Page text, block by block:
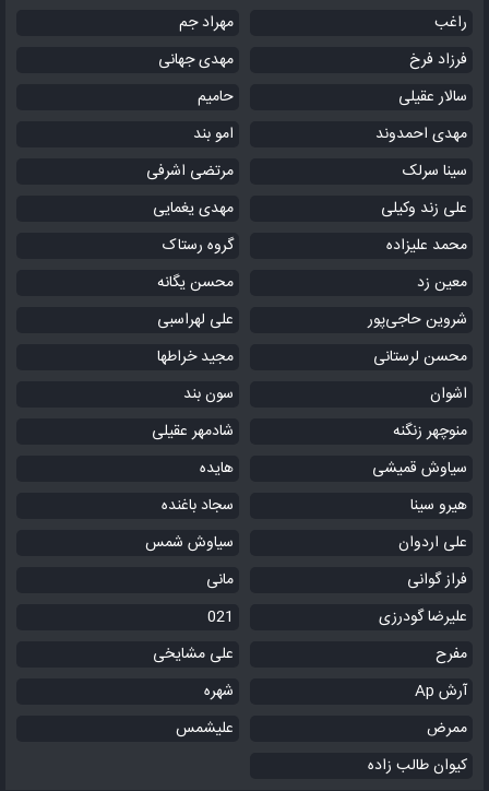
راغب
مهراد جم
فرزاد فرخ
مهدی جهانی
سالار عقیلی
حامیم
مهدی احمدوند
امو بند
سینا سرلک
مرتضی اشرفی
علی زند وکیلی
مهدی یغمایی
محمد علیزاده
گروه رستاک
معین زد
محسن یگانه
شروین حاجی‌پور
علی لهراسبی
محسن لرستانی
مجید خراطها
اشوان
سون بند
منوچهر زنگنه
شادمهر عقیلی
سیاوش قمیشی
هایده
هیرو سینا
سجاد باغنده
علی اردوان
سیاوش شمس
فراز گوانی
مانی
علیرضا گودرزی
021
مفرح
علی مشایخی
آرش Ap
شهره
ممرض
علیشمس
کیوان طالب زاده